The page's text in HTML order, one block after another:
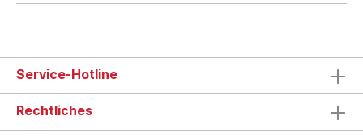
Service-Hotline
Rechtliches